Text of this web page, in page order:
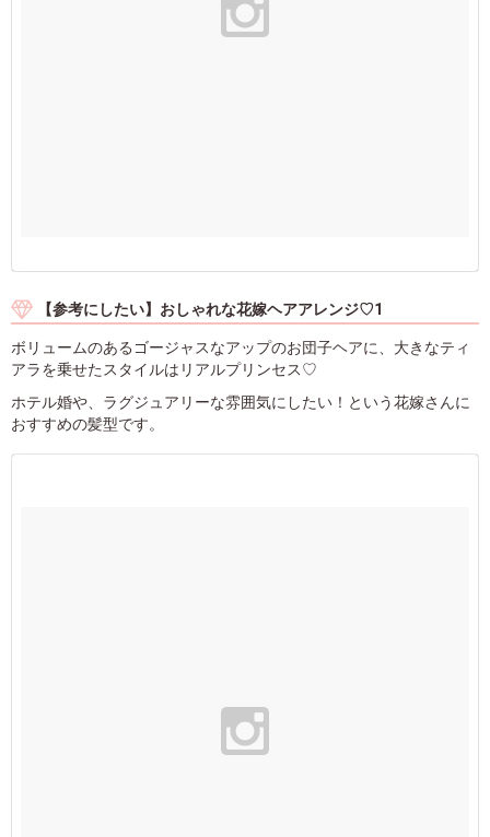
【参考にしたい】おしゃれな花嫁ヘアアレンジ♡1
ボリュームのあるゴージャスなアップのお団子ヘアに、大きなティ
アラを乗せたスタイルはリアルプリンセス♡
ホテル婚や、ラグジュアリーな雰囲気にしたい！という花嫁さんに
おすすめの髪型です。